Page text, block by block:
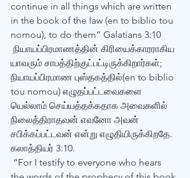
continue in all things which are written
in the book of the law (en to biblio tou
nomou), to do them” Galatians 3:10
யாவரும் சாபத்திற்குட்பட்டிருக்கிறார்கள்;
நியாயப்பிரமாண புஸ்தகத்தில்(en to biblio
tou nomou) எழுதப்பட்டவைகளை
யெல்லாம் செய்யத்தக்கதாக அவைகளில்
நிலைத்திராதவன் எவனோ அவன்
சபிக்கப்பட்டவன் என்று எழுதியிருக்கிறதே.
கலாத்தியர் 3:10.